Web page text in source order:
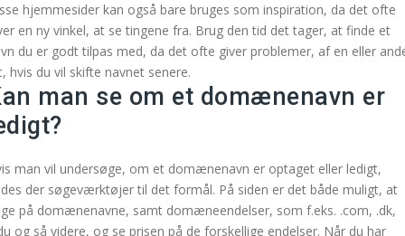
hjemmesider kan også bare bruges som inspiration, da det ofte
en ny vinkel, at se tingene fra. Brug den tid det tager, at finde et
du er godt tilpas med, da det ofte giver problemer, af en eller
hvis du vil skifte navnet senere.
man se om et domænenavn er
man vil undersøge, om et domænenavn er optaget eller ledigt,
der søgeværktøjer til det formål. På siden er det både muligt, at
på domænenavne, samt domæneendelser, som f.eks. .com, .dk,
og så videre, og se prisen på de forskellige endelser. Når du har